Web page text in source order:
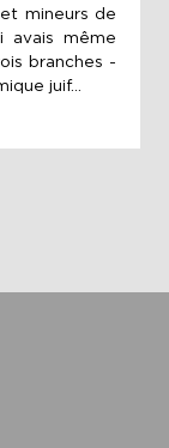
mineurs de
avais même
branches -
juif...